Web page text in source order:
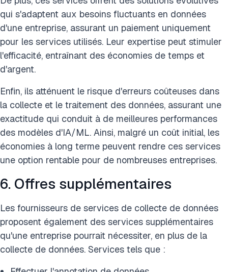
qui s'adaptent aux besoins fluctuants en données
d'une entreprise, assurant un paiement uniquement
pour les services utilisés. Leur expertise peut stimuler
l'efficacité, entraînant des économies de temps et
d'argent.
Enfin, ils atténuent le risque d'erreurs coûteuses dans
la collecte et le traitement des données, assurant une
exactitude qui conduit à de meilleures performances
des modèles d'IA/ML. Ainsi, malgré un coût initial, les
économies à long terme peuvent rendre ces services
une option rentable pour de nombreuses entreprises.
6. Offres supplémentaires
Les fournisseurs de services de collecte de données
proposent également des services supplémentaires
qu'une entreprise pourrait nécessiter, en plus de la
collecte de données. Services tels que :